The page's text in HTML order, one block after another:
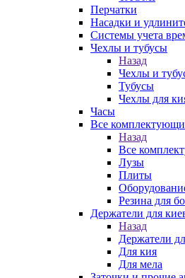
Перчатки
Насадки и
Системы учета
Чехлы и тубусы
Назад
Чехлы и
Тубусы
Чехлы для
Часы
Все
Назад
Все
Лузы
Плиты
Резина для
Держатели для
Назад
Держатели
Для кия
Для мела